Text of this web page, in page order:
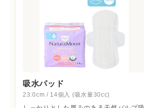
吸水パッド
23.0cm / 14個入 (吸水量30cc)